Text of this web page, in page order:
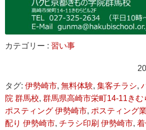
カテゴリー : 習い事
タグ: 伊勢崎市, 無料体験, 集客チラシ,
院 群馬校, 群馬県高崎市栄町14-11きむ
ポスティング 伊勢崎市, ポスティング
配り 伊勢崎市, チラシ印刷 伊勢崎市,